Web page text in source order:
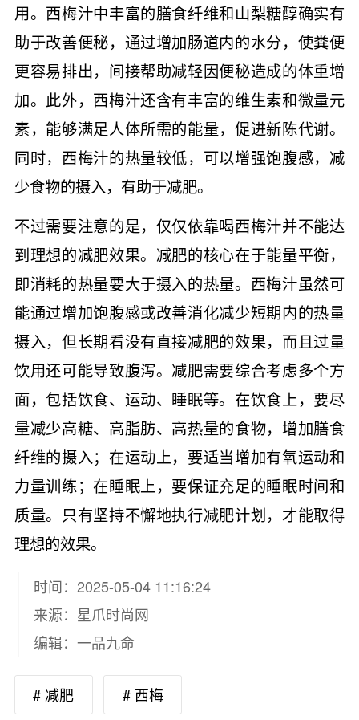
用。西梅汁中丰富的膳食纤维和山梨糖醇确实有
助于改善便秘，通过增加肠道内的水分，使粪便
更容易排出，间接帮助减轻因便秘造成的体重增
加。此外，西梅汁还含有丰富的维生素和微量元
素，能够满足人体所需的能量，促进新陈代谢。
同时，西梅汁的热量较低，可以增强饱腹感，减
少食物的摄入，有助于减肥。
不过需要注意的是，仅仅依靠喝西梅汁并不能达
到理想的减肥效果。减肥的核心在于能量平衡，
即消耗的热量要大于摄入的热量。西梅汁虽然可
能通过增加饱腹感或改善消化减少短期内的热量
摄入，但长期看没有直接减肥的效果，而且过量
饮用还可能导致腹泻。减肥需要综合考虑多个方
面，包括饮食、运动、睡眠等。在饮食上，要尽
量减少高糖、高脂肪、高热量的食物，增加膳食
纤维的摄入；在运动上，要适当增加有氧运动和
力量训练；在睡眠上，要保证充足的睡眠时间和
质量。只有坚持不懈地执行减肥计划，才能取得
理想的效果。
时间：2025-05-04 11:16:24
来源： 星爪时尚网
编辑：一品九命
# 减肥 # 西梅